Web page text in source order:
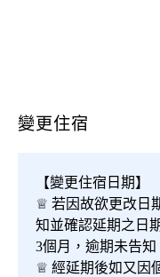
變更住宿
【變更住宿日期】
♕ 若因故欲更改日
知並確認延期之日
3個月，逾期未告知
♕ 經延期後如又因